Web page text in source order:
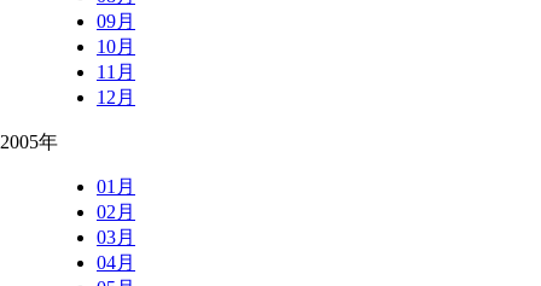
09月
10月
11月
12月
2005年
01月
02月
03月
04月